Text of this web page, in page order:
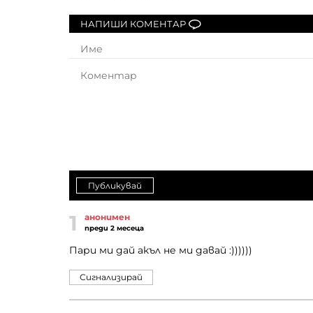
НАПИШИ КОМЕНТАР
Публикувай
1 анонимен
преди 2 месеца
Пари ми дай акъл не ми давай :))))))
Сигнализирай